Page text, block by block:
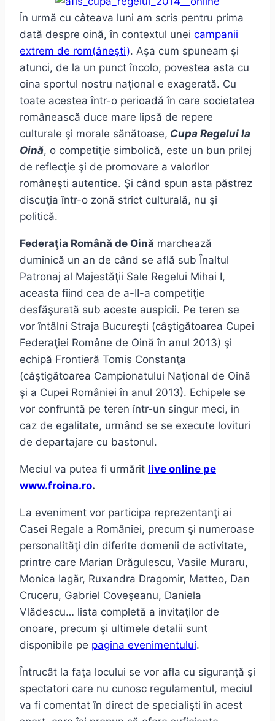
În urmă cu câteava luni am scris pentru prima
dată despre oină, în contextul unei campanii
extrem de rom(âneşti). Aşa cum spuneam şi
atunci, de la un punct încolo, povestea asta cu
oina sportul nostru naţional e exagerată. Cu
toate acestea într-o perioadă în care societatea
românească duce mare lipsă de repere
culturale şi morale sănătoase, Cupa Regelui la
Oină, o competiţie simbolică, este un bun prilej
de reflecţie şi de promovare a valorilor
româneşti autentice. Şi când spun asta păstrez
discuţia într-o zonă strict culturală, nu şi
politică.
Federaţia Română de Oină marchează
duminică un an de când se află sub Înaltul
Patronaj al Majestăţii Sale Regelui Mihai I,
aceasta fiind cea de a-II-a competiţie
desfăşurată sub aceste auspicii. Pe teren se
vor întâlni Straja Bucureşti (câştigătoarea Cupei
Federaţiei Române de Oină în anul 2013) şi
echipă Frontieră Tomis Constanţa
(câştigătoarea Campionatului Naţional de Oină
şi a Cupei României în anul 2013). Echipele se
vor confruntă pe teren într-un singur meci, în
caz de egalitate, urmând se se execute lovituri
de departajare cu bastonul.
Meciul va putea fi urmărit live online pe
www.froina.ro.
La eveniment vor participa reprezentanţi ai
Casei Regale a României, precum şi numeroase
personalităţi din diferite domenii de activitate,
printre care Marian Drăgulescu, Vasile Muraru,
Monica Iagăr, Ruxandra Dragomir, Matteo, Dan
Cruceru, Gabriel Coveşeanu, Daniela
Vlădescu… lista completă a invitaţilor de
onoare, precum şi ultimele detalii sunt
disponibile pe pagina evenimentului.
Întrucât la faţa locului se vor afla cu siguranţă şi
spectatori care nu cunosc regulamentul, meciul
va fi comentat în direct de specialişti în acest